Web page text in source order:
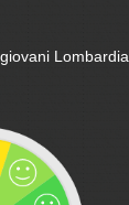
Lombardia